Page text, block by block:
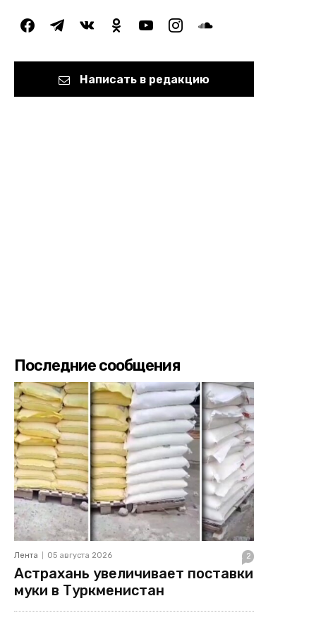
facebooktelegramvkontakteodnoklassniki
youtubeinstagramsoundcloud
Написать в редакцию
Последние сообщения
Лента 05 августа 2026 2
Астрахань увеличивает поставки
муки в Туркменистан